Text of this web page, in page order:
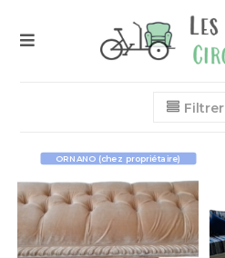
Filtrer
ORNANO (chez propriétaire)